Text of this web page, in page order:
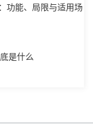
功能、局限与适用场
是什么